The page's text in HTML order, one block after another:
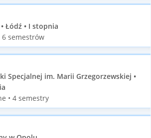
Łódź • I stopnia
semestrów
Specjalnej im. Marii Grzegorzewskiej •
• 4 semestry